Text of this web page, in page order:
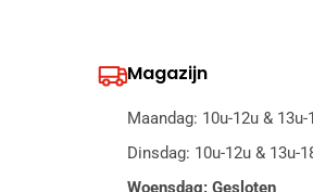
Magazijn
Maandag: 10u-12u & 13u-
Dinsdag: 10u-12u & 13u-
Woensdag: Gesloten